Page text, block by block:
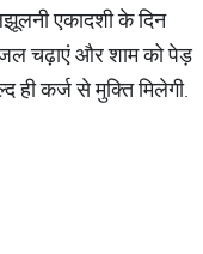
एकादशी के दिन
चढ़ाएं और शाम को पेड़
कर्ज से मुक्ति मिलेगी.